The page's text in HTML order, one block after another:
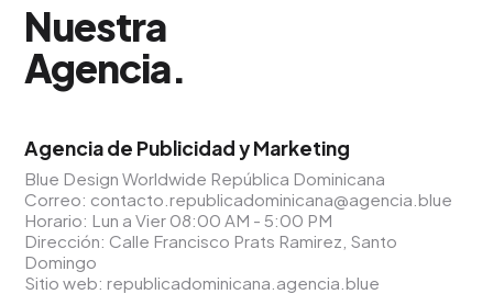
Nuestra
Agencia.
Agencia de Publicidad y Marketing
Blue Design Worldwide República Dominicana
Correo: contacto.republicadominicana@agencia.blue
Horario: Lun a Vier 08:00 AM - 5:00 PM
Dirección: Calle Francisco Prats Ramirez, Santo
Domingo
Sitio web:republicadominicana.agencia.blue